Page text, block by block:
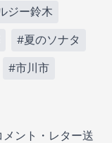
ジー鈴木
#夏のソナタ
#市川市
ント・レター送